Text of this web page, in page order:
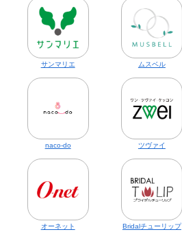
サンマリエ ムスベル
naco-do ツヴァイ
オーネット Bridalチューリップ